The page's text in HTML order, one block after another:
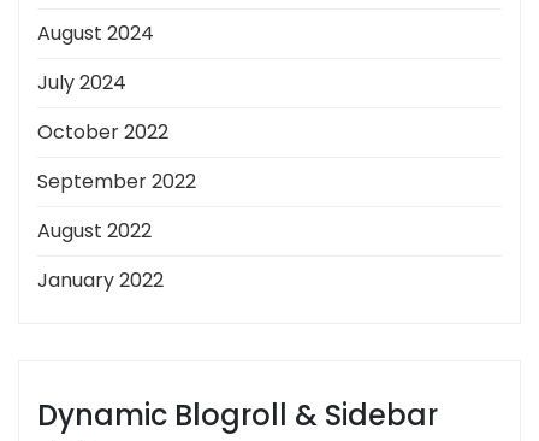
August 2024
July 2024
October 2022
September 2022
August 2022
January 2022
Dynamic Blogroll & Sidebar